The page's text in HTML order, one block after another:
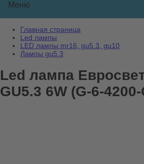
Меню
Главная страница
Led лампы
LED лампы mr16, gu5.3, gu10
Лампы gu5.3
Led лампа
GU5.3 6W (G-6-